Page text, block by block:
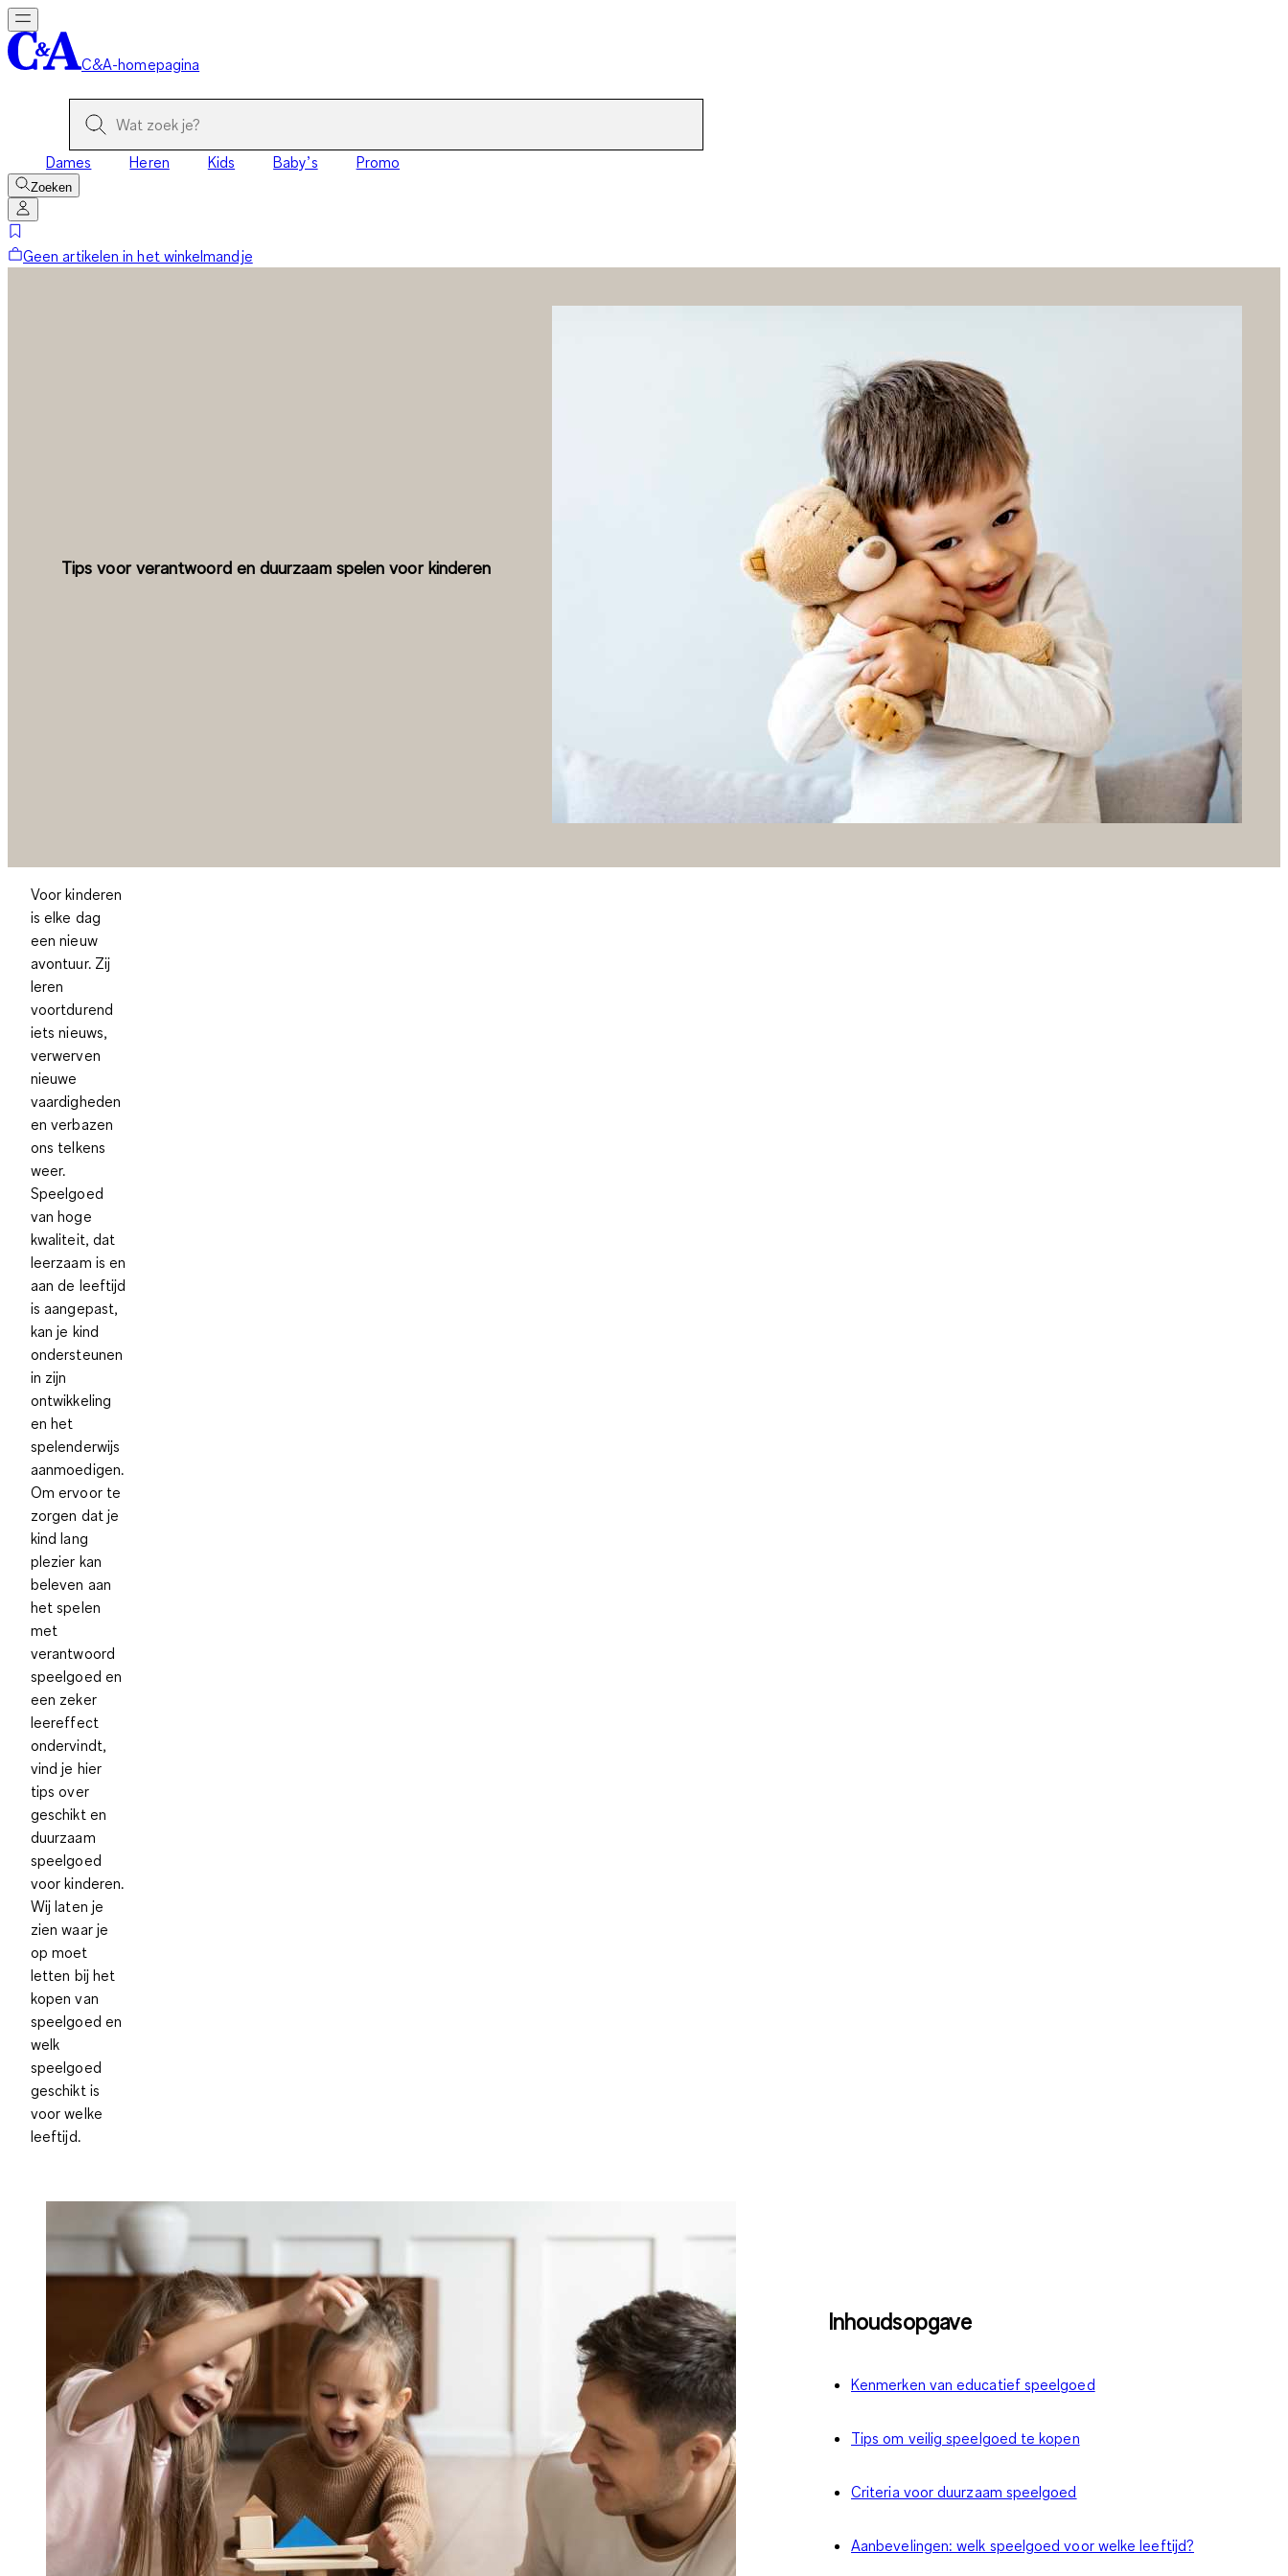
C&A-homepagina
Dames Heren Kids Baby’s Promo
Zoeken
Geen artikelen in het winkelmandje
Tips voor verantwoord en duurzaam spelen voor kinderen
Voor kinderen
is elke dag
een nieuw
avontuur. Zij
leren
voortdurend
iets nieuws,
verwerven
nieuwe
vaardigheden
en verbazen
ons telkens
weer.
Speelgoed
van hoge
kwaliteit, dat
leerzaam is en
aan de leeftijd
is aangepast,
kan je kind
ondersteunen
in zijn
ontwikkeling
en het
spelenderwijs
aanmoedigen.
Om ervoor te
zorgen dat je
kind lang
plezier kan
beleven aan
het spelen
met
verantwoord
speelgoed en
een zeker
leereffect
ondervindt,
vind je hier
tips over
geschikt en
duurzaam
speelgoed
voor kinderen.
Wij laten je
zien waar je
op moet
letten bij het
kopen van
speelgoed en
welk
speelgoed
geschikt is
voor welke
leeftijd.
Inhoudsopgave
Kenmerken van educatief speelgoed
Tips om veilig speelgoed te kopen
Criteria voor duurzaam speelgoed
Aanbevelingen: welk speelgoed voor welke leeftijd?